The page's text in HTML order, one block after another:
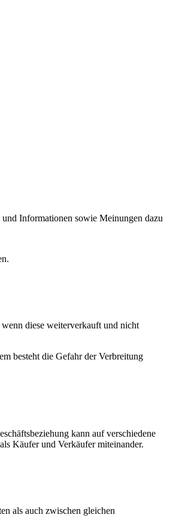
Informationen sowie Meinungen dazu
diese weiterverkauft und nicht
besteht die Gefahr der Verbreitung
kann auf verschiedene
Käufer und Verkäufer miteinander.
als auch zwischen gleichen